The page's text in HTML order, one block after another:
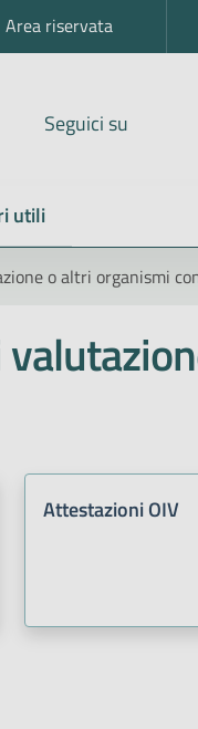
Area riservata
Seguici su
utili
o altri organismi
Attestazioni OIV